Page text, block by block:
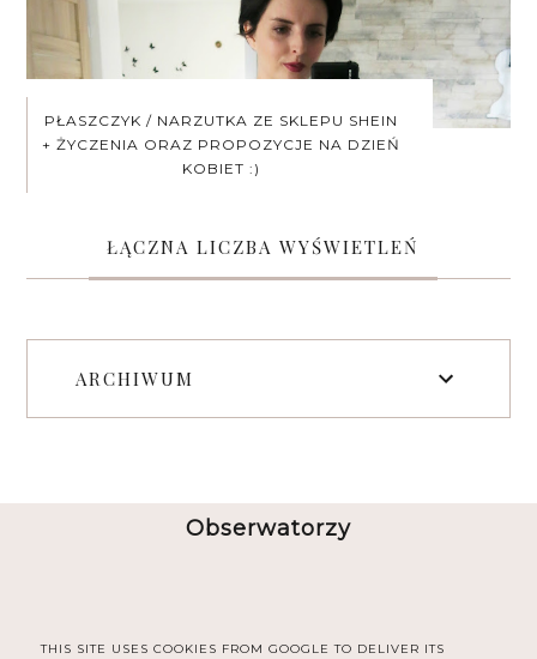
PŁASZCZYK / NARZUTKA ZE SKLEPU SHEIN
+ ŻYCZENIA ORAZ PROPOZYCJE NA DZIEŃ
KOBIET :)
ŁĄCZNA LICZBA WYŚWIETLEŃ
ARCHIWUM
Obserwatorzy
THIS SITE USES COOKIES FROM GOOGLE TO DELIVER ITS